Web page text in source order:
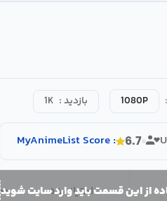
1080P بازدید : 1K
MyAnimeListScore : 6.7
امتیاز بده
از این قسمت باید وارد سایت شوید